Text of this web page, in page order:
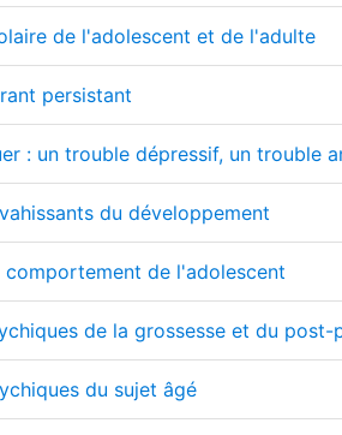
de l'adolescent et de l'adulte
persistant
: un trouble dépressif, un trouble
du développement
comportement de l'adolescent
de la grossesse et du post-
du sujet âgé